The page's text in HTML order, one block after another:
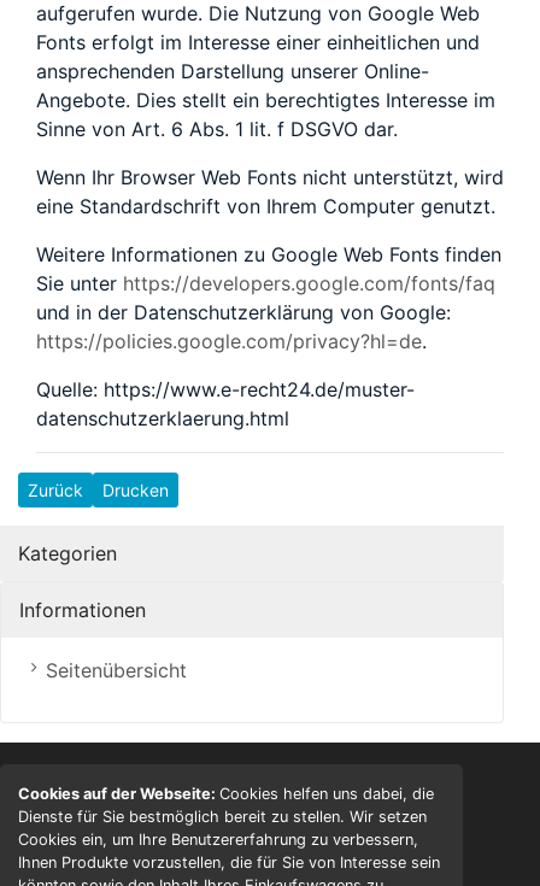
Cookies auf der Webseite:Cookies helfen uns dabei, die
Dienste für Sie bestmöglich bereit zu stellen. Wir setzen
Cookies ein, um Ihre Benutzererfahrung zu verbessern,
Ihnen Produkte vorzustellen, die für Sie von Interesse sein
aufgerufen wurde. Die Nutzung von Google Web
Fonts erfolgt im Interesse einer einheitlichen und
ansprechenden Darstellung unserer Online-
Angebote. Dies stellt ein berechtigtes Interesse im
Sinne von Art. 6 Abs. 1 lit. f DSGVO dar.
Wenn Ihr Browser Web Fonts nicht unterstützt, wird
eine Standardschrift von Ihrem Computer genutzt.
Weitere Informationen zu Google Web Fonts finden
Sie unter https://developers.google.com/fonts/faq
und in der Datenschutzerklärung von Google:
https://policies.google.com/privacy?hl=de.
Quelle: https://www.e-recht24.de/muster-
datenschutzerklaerung.html
Zurück Drucken
Kategorien
Informationen
Seitenübersicht
Liefer- und Versandkosten
Privatsphäre und Datenschutz
Unsere AGB
Impressum